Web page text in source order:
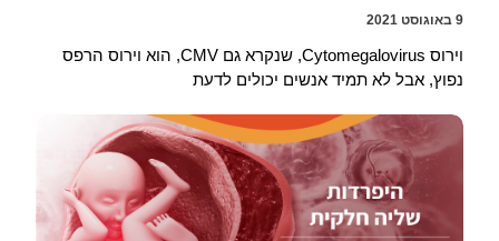
9 באוגוסט 2021
וירוס Cytomegalovirus, שנקרא גם CMV, הוא וירוס הרפס
נפוץ, אבל לא תמיד אנשים יכולים לדעת